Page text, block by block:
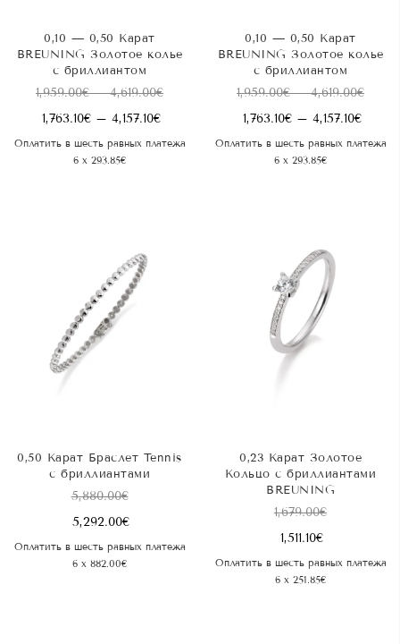
0,10 — 0,50 Карат
BREUNING Золотое колье
с бриллиантом
1,959.00€ – 4,619.00€Диапазон
1,763.10€ – 4,157.10€Диапазон
Оплатить в шесть равных платежа
6 x 293.85€
0,10 — 0,50 Карат
BREUNING Золотое колье
с бриллиантом
1,959.00€ – 4,619.00€
1,763.10€ – 4,157.10€
Оплатить в шесть равных платежа
6 x 293.85€
0,50 Карат Браслет Tennis
с бриллиантами
5,880.00€
5,292.00€
Оплатить в шесть равных платежа
6 x 882.00€
0,23 Карат Золотое
Кольцо с бриллиантами
BREUNING
1,679.00€
1,511.10€
Оплатить в шесть равных платежа
6 x 251.85€